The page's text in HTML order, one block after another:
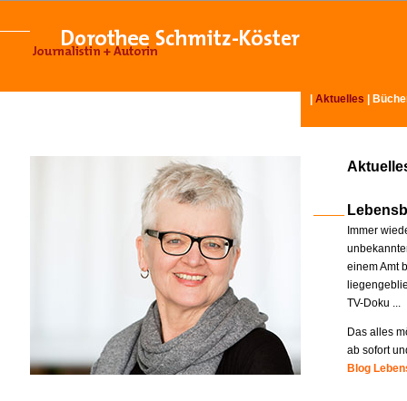
Aktuelles
Immer
einem Amt
TV-Doku ...
Das alles
ab sofort
Blog